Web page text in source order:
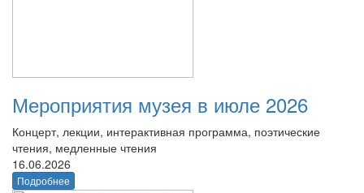
Мероприятия музея в июле 2026
Концерт, лекции, интерактивная программа, поэтические
чтения, медленные чтения
16.06.2026
Подробнее